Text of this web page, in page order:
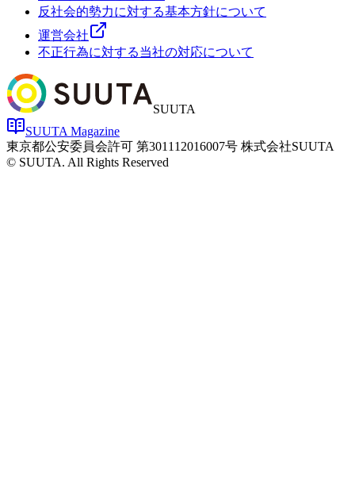
反社会的勢力に対する基本方針について
運営会社
不正行為に対する当社の対応について
SUUTA
SUUTA Magazine
東京都公安委員会許可 第301112016007号 株式会社SUUTA
© SUUTA. All Rights Reserved